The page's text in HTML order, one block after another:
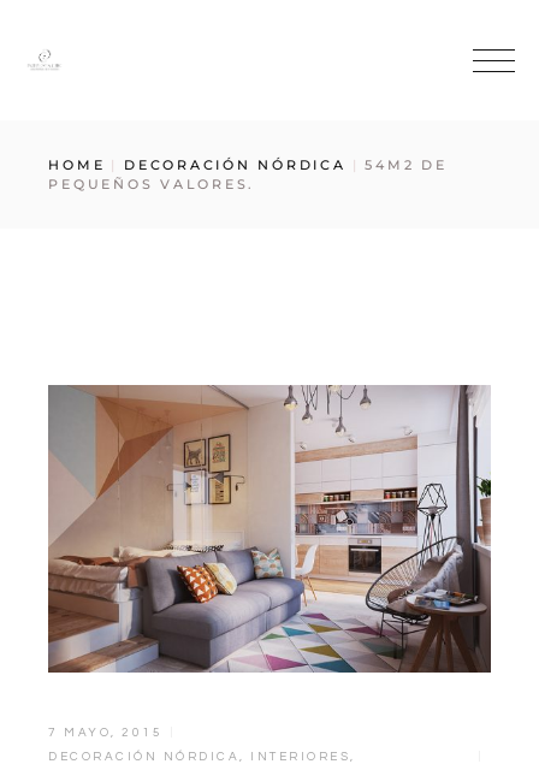
HOME DECORACIÓN NÓRDICA
54M2 DE
PEQUEÑOS VALORES.
7 MAYO, 2015
DECORACIÓN NÓRDICA, INTERIORES,